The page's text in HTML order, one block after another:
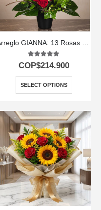
5.00out of 5
COP$214.900
SELECT OPTIONS